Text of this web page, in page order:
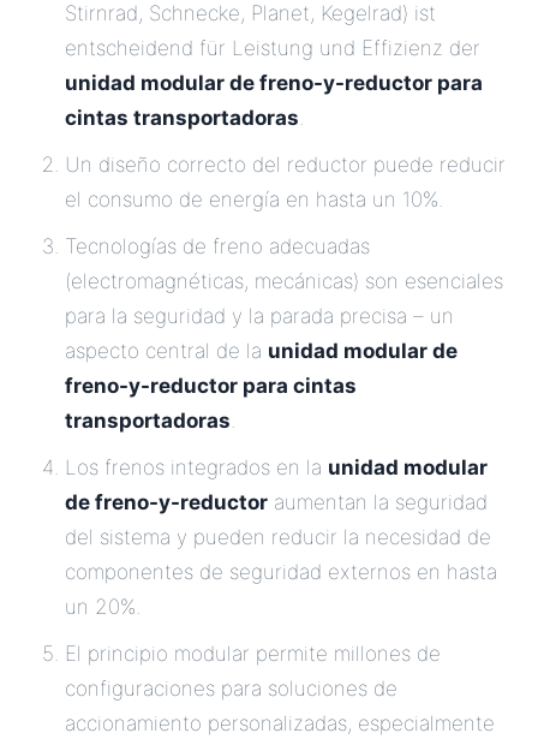
Stirnrad, Schnecke, Planet, Kegelrad) ist
entscheidend für Leistung und Effizienz der
unidad modular de freno-y-reductor para
cintas transportadoras.
Un diseño correcto del reductor puede reducir
el consumo de energía en hasta un 10%.
Tecnologías de freno adecuadas
(electromagnéticas, mecánicas) son esenciales
para la seguridad y la parada precisa – un
aspecto central de la unidad modular de
freno-y-reductor para cintas
transportadoras.
Los frenos integrados en la unidad modular
de freno-y-reductor aumentan la seguridad
del sistema y pueden reducir la necesidad de
componentes de seguridad externos en hasta
un 20%.
El principio modular permite millones de
configuraciones para soluciones de
accionamiento personalizadas, especialmente